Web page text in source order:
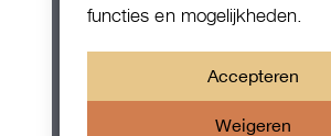
functies en mogelijkheden.
Accepteren
Weigeren